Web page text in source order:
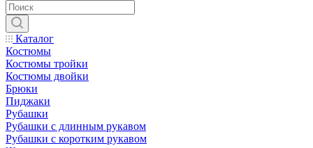
Каталог
Костюмы
Костюмы тройки
Костюмы двойки
Брюки
Пиджаки
Рубашки
Рубашки с длинным рукавом
Рубашки с коротким рукавом